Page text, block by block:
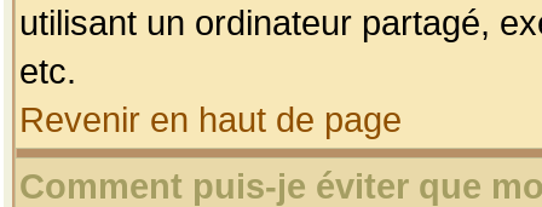
utilisant un ordinateur partagé,
etc.
Revenir en haut de page
Comment puis-je éviter que